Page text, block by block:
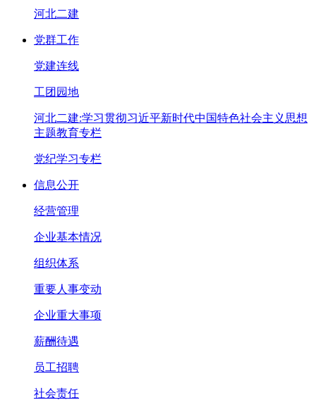
河北二建
党群工作
党建连线
工团园地
河北二建:学习贯彻习近平新时代中国特色社会主义思想
主题教育专栏
党纪学习专栏
信息公开
经营管理
企业基本情况
组织体系
重要人事变动
企业重大事项
薪酬待遇
员工招聘
社会责任